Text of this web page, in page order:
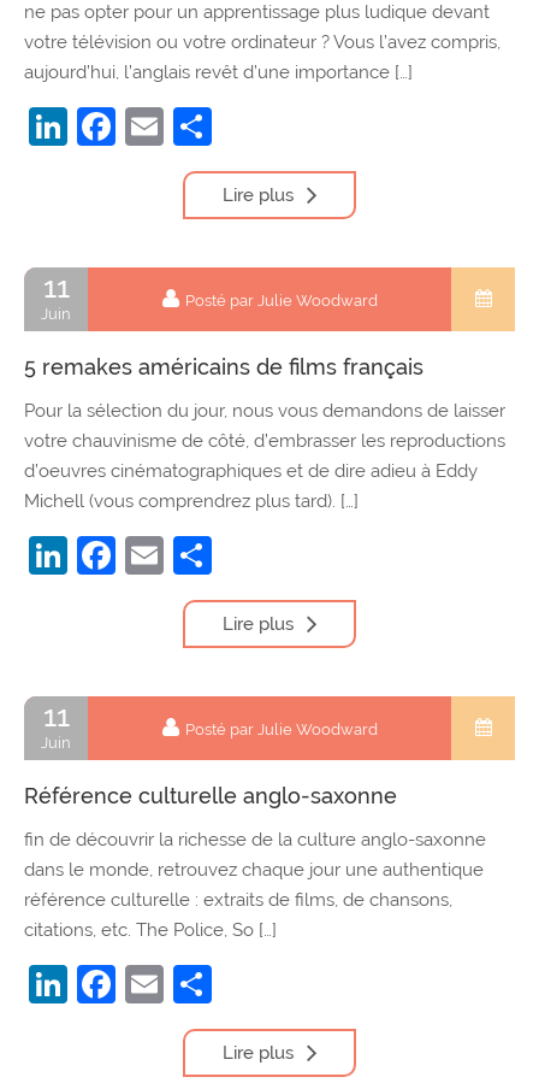
ne pas opter pour un apprentissage plus ludique devant
votre télévision ou votre ordinateur ? Vous l’avez compris,
aujourd’hui, l’anglais revêt d’une importance […]
LinkedIn
Facebook
Email
Lire plus
11
Juin
Posté par Julie Woodward
5 remakes américains de films français
Pour la sélection du jour, nous vous demandons de laisser
votre chauvinisme de côté, d’embrasser les reproductions
d’oeuvres cinématographiques et de dire adieu à Eddy
Michell (vous comprendrez plus tard). […]
LinkedIn
Facebook
Email
Lire plus
11
Juin
Posté par Julie Woodward
Référence culturelle anglo-saxonne
fin de découvrir la richesse de la culture anglo-saxonne
dans le monde, retrouvez chaque jour une authentique
référence culturelle : extraits de films, de chansons,
citations, etc. The Police, So […]
LinkedIn
Facebook
Email
Lire plus